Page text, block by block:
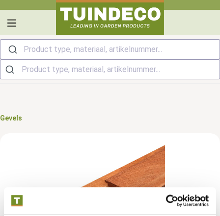
Product type, materiaal, artikelnummer...
Gevels